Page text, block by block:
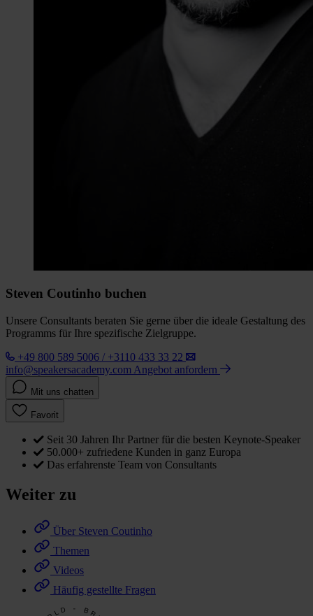
Steven Coutinho buchen
Unsere Consultants beraten Sie gerne über die ideale Gestaltung des
Programms für Ihre spezifische Zielgruppe.
+49 800 589 5006 / +3110 433 33 22
info@speakersacademy.com Angebot anfordern
Mit uns chatten
Favorit
Seit 30 Jahren Ihr Partner für die besten Keynote-Speaker
50.000+ zufriedene Kunden in ganz Europa
Das erfahrenste Team von Consultants
Weiter zu
Über Steven Coutinho
Themen
Videos
Häufig gestellte Fragen